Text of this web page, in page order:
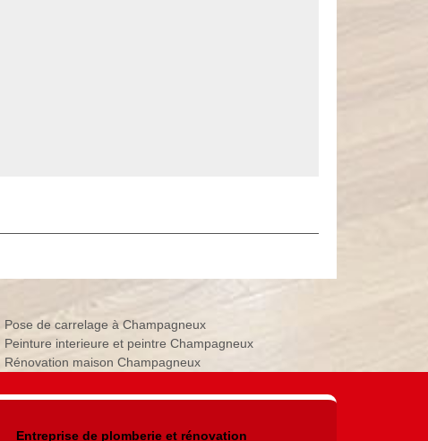
Pose de carrelage à Champagneux
Peinture interieure et peintre Champagneux
Rénovation maison Champagneux
Entreprise de plomberie et rénovation